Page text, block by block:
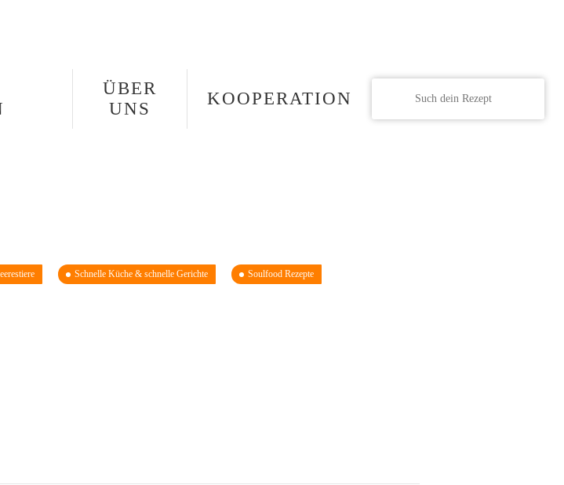
ÜBER
UNS
KOOPERATION
Schnelle Küche & schnelle Gerichte Soulfood Rezepte